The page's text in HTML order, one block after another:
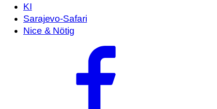
KI
Sarajevo-Safari
Nice & Nötig